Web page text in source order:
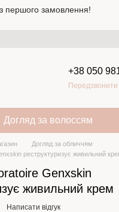
першого замовлення!
+38 050
Догляд за волоссям
Догляд за обличчям
реструктуризує живильний
Genxskin
живильний крем
Написати відгук